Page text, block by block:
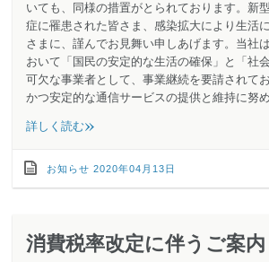
いても、同様の措置がとられております。新
症に罹患された皆さま、感染拡大により生活
さまに、謹んでお見舞い申しあげます。当社
おいて「国民の安定的な生活の確保」と「社
可欠な事業者として、事業継続を要請されて
かつ安定的な通信サービスの提供と維持に努め
詳しく読む»
お知らせ 2020年04月13日
消費税率改定に伴うご案内